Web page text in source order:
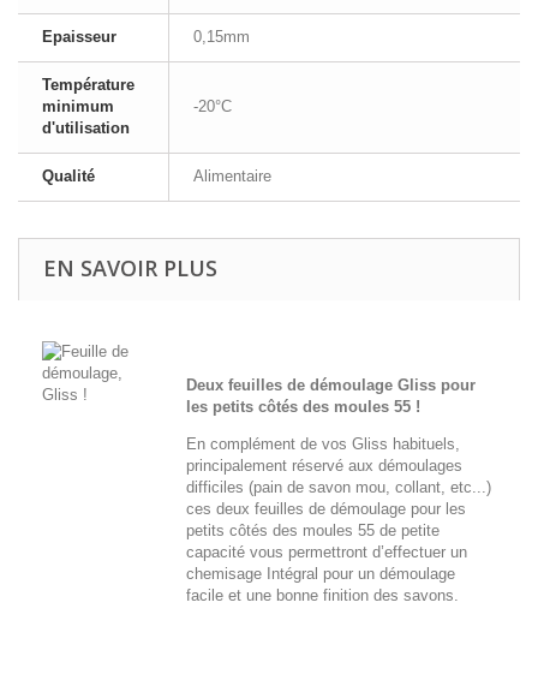
Epaisseur 0,15mm
Température
minimum
d'utilisation
-20°C
Qualité Alimentaire
EN SAVOIR PLUS
Deux feuilles de démoulage Gliss pour
les petits côtés des moules 55 !
En complément de vos Gliss habituels,
principalement réservé aux démoulages
difficiles (pain de savon mou, collant, etc...)
ces deux feuilles de démoulage pour les
petits côtés des moules 55 de petite
capacité vous permettront d’effectuer un
chemisage Intégral pour un démoulage
facile et une bonne finition des savons.